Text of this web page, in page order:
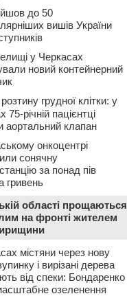
до 50
вишів України
у Черкасах
новий контейнерний
грудної клітки: у
75-річній пацієнтці
аортальний клапан
онкоцентрі
сонячну
за понад пів
гривень
області прощаються
на фронті жителем
містяни через нову
і вирізані дерева
від спеки: Бондаренко
озеленення